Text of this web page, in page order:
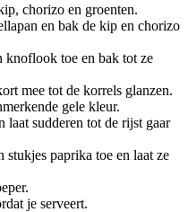
chorizo en groenten.
en bak de kip en chorizo
knoflook toe en bak tot ze
mee tot de korrels glanzen.
gele kleur.
sudderen tot de rijst gaar
stukjes paprika toe en laat ze
je serveert.